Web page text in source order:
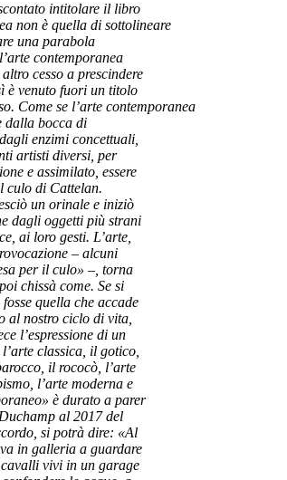
intitolare il libro
non è quella di sottolineare
una parabola
contemporanea
cesso a prescindere
è venuto fuori un titolo
Come se l’arte contemporanea
dalla bocca di
enzimi concettuali,
artisti diversi, per
e assimilato, essere
culo di Cattelan.
un orinale e iniziò
dagli oggetti più strani
ai loro gesti. L’arte,
– alcuni
per il culo» –, torna
chissà come. Se si
quella che accade
al nostro ciclo di vita,
l’espressione di un
classica, il gotico,
il rococò, l’arte
l’arte moderna e
è durato a parer
al 2017 del
si potrà dire: «Al
in galleria a guardare
vivi in un garage